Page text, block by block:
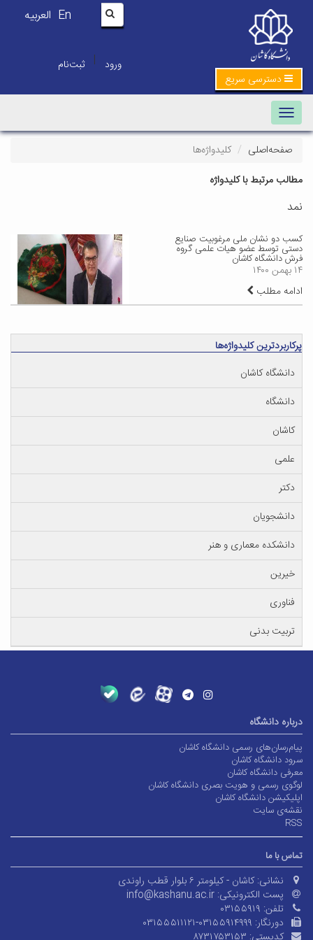
En العربیه
ورود | ثبت‌نام
دسترسی سریع
Toggle navigation
صفحه‌اصلی
کلیدواژه‌ها
مطالب مرتبط با کلیدواژه
نمد
کسب دو نشان ملی مرغوبیت صنایع
دستی توسط عضو هیات علمی گروه
فرش دانشگاه کاشان
۱۴ بهمن ۱۴۰۰
ادامه مطلب
پرکاربردترین کلیدواژه‌ها
دانشگاه کاشان
دانشگاه
کاشان
علمی
دکتر
دانشجویان
دانشکده معماری و هنر
خیرین
فناوری
تربیت بدنی
درباره دانشگاه
پیام‌رسان‌های رسمی دانشگاه کاشان
سرود دانشگاه کاشان
معرفی دانشگاه کاشان
لوگوی رسمی و هویت بصری دانشگاه کاشان
اپلیکیشن دانشگاه کاشان
نقشه‌ی سایت
RSS
تماس با ما
نشانی: کاشان - کیلومتر ۶ بلوار قطب راوندی
پست الکترونیکی: info@kashanu.ac.ir
تلفن: ۰۳۱۵۵۹۱۹
دورنگار: ۰۳۱۵۵۵۱۱۱۲۱-۰۳۱۵۵۹۱۴۹۹۹